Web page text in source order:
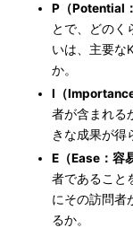
P（Potential
とで、どのく
いは、主要な
か。
I（Importance
者が含まれる
きな成果が得
E（Ease：容
者であること
にその訪問者
るか。